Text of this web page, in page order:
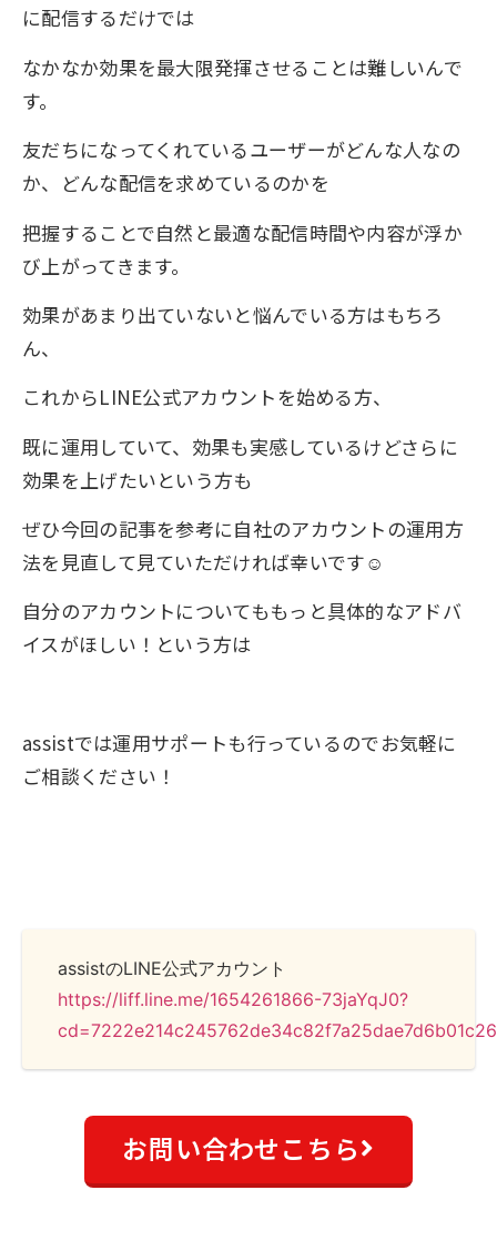
に配信するだけでは
なかなか効果を最大限発揮させることは難しいんで
す。
友だちになってくれているユーザーがどんな人なの
か、どんな配信を求めているのかを
把握することで自然と最適な配信時間や内容が浮か
び上がってきます。
効果があまり出ていないと悩んでいる方はもちろ
ん、
これからLINE公式アカウントを始める方、
既に運用していて、効果も実感しているけどさらに
効果を上げたいという方も
ぜひ今回の記事を参考に自社のアカウントの運用方
法を見直して見ていただければ幸いです☺
自分のアカウントについてももっと具体的なアドバ
イスがほしい！という方は
assistでは運用サポートも行っているのでお気軽に
ご相談ください！
assistのLINE公式アカウント
https://liff.line.me/1654261866-73jaYqJ0?
お問い合わせこちら